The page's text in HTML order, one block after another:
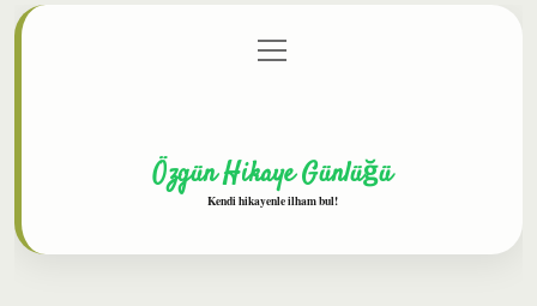
Gizlilik Politikası
menüyü
aç
Özgün Hikaye Günlüğü
Kendi hikayenle ilham bul!